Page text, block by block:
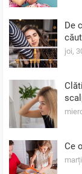
De
joi,
Ce